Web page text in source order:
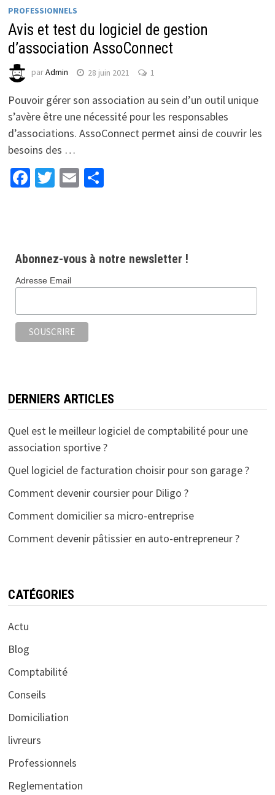
PROFESSIONNELS
Avis et test du logiciel de gestion
d’association AssoConnect
parAdmin 28 juin 2021 1
Pouvoir gérer son association au sein d’un outil unique
s’avère être une nécessité pour les responsables
d’associations. AssoConnect permet ainsi de couvrir les
besoins des …
Facebook
Twitter
EmailPartager
Abonnez-vous à notre newsletter !
Adresse Email
DERNIERS ARTICLES
Quel est le meilleur logiciel de comptabilité pour une
association sportive ?
Quel logiciel de facturation choisir pour son garage ?
Comment devenir coursier pour Diligo ?
Comment domicilier sa micro-entreprise
Comment devenir pâtissier en auto-entrepreneur ?
CATÉGORIES
Actu
Blog
Comptabilité
Conseils
Domiciliation
livreurs
Professionnels
Reglementation